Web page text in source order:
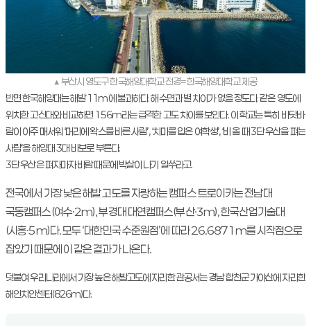
▲ 부산시 영도구 한국해양대학교 전경=한국해양대학교 제공
반면 한국해양대는 해발 11m에 불과하다. 해수면과 별 차이가 없을 정도다. 같은 영도에
위치한 고신대와 비교하면 156m라는 급격한 고도 차이를 보인다. 이 학교는 특히 바닷바
람이 아주 매서워 ‘머리에 왁스를 바른 사람’, ‘치마를 입은 여학생’, ‘비 올 때 3단 우산을 펴는
사람’을 해양대 3대 바보로 부른다.
3단 우산은 펴자마자 바람 때문에 박살이 나기 일쑤라고.
전국에서 가장 낮은 해발 고도를 자랑하는 캠퍼스 트로이카는 전남대
국동캠퍼스(여수·2m), 부경대 대연캠퍼스(부산·3m), 한국산업기술대
(시흥·5m)다. 모두 ‘대한민국 수준원점’에 따라 26.6871m를 시작점으로
잡았기 때문에 이 같은 결과가 나온다.
덧붙여 우리나라에서 가장 높은 해발고도에 자리한 관공서는 경남 합천군 가야산에 자리한
해인치안센터(826m)다.